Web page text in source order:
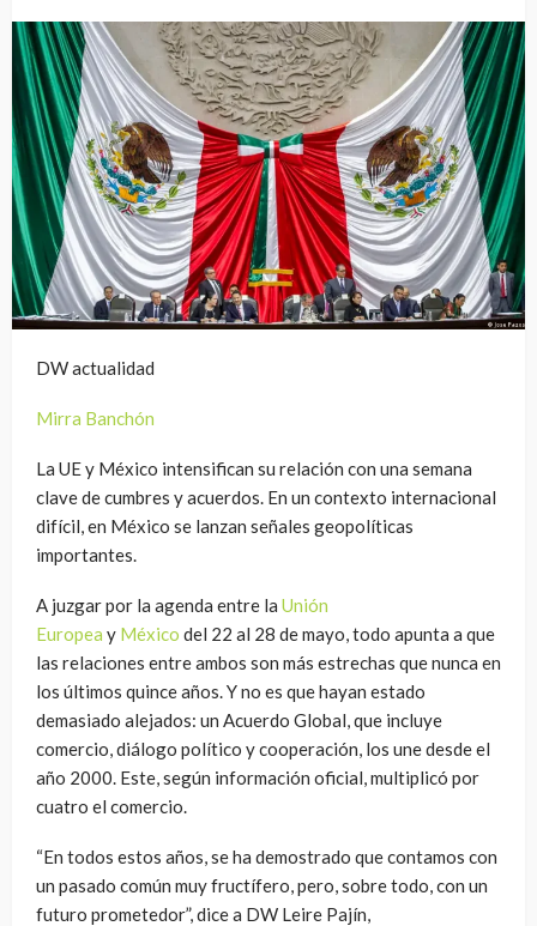
DW actualidad
Mirra Banchón
La UE y México intensifican su relación con una semana
clave de cumbres y acuerdos. En un contexto internacional
difícil, en México se lanzan señales geopolíticas
importantes.
A juzgar por la agenda entre la Unión
Europea y México del 22 al 28 de mayo, todo apunta a que
las relaciones entre ambos son más estrechas que nunca en
los últimos quince años. Y no es que hayan estado
demasiado alejados: un Acuerdo Global, que incluye
comercio, diálogo político y cooperación, los une desde el
año 2000. Este, según información oficial, multiplicó por
cuatro el comercio.
“En todos estos años, se ha demostrado que contamos con
un pasado común muy fructífero, pero, sobre todo, con un
futuro prometedor”, dice a DW Leire Pajín,